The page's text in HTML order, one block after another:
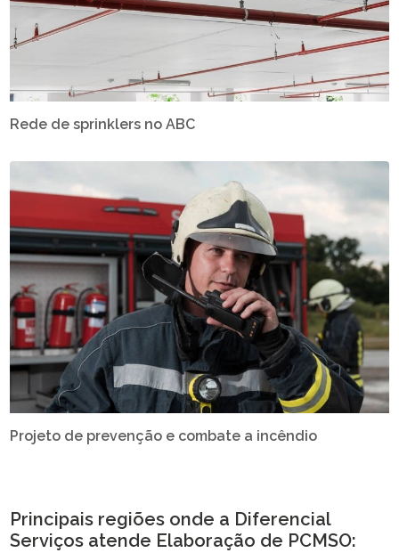
Rede de sprinklers no ABC
Projeto de prevenção e combate a incêndio
Principais regiões onde a Diferencial
Serviços atende Elaboração de PCMSO: